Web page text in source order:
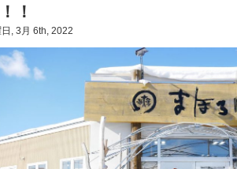
！
日, 3月 6th, 2022